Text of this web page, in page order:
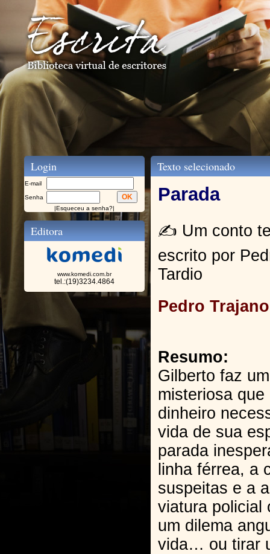
Login
E-mail
Senha
|Esqueceu a senha?|
Editora
www.komedi.com.br
tel.:(19)3234.4864
Texto selecionado
Parada
✍️ Um conto
escrito por
Tardio
Pedro
Resumo:
Gilberto faz
misteriosa
dinheiro
vida de sua
parada
linha férrea, a
suspeitas e a
viatura policial
um dilema
vida… ou tirar